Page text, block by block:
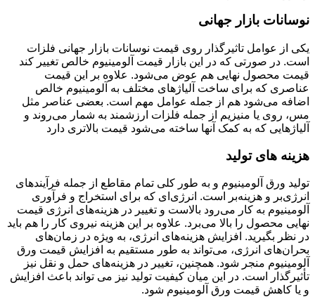
بازار جهانی
از عوامل تاثیرگذار روی قیمت نوسانات بازار جهانی فلزات
در صورتی که در این بازار قیمت آلومینیوم خالص تغییر کند
محصول نهایی هم عوض می‌شود. علاوه بر این قیمت
که برای ساخت آلیاژ‌های مختلف به آلومینیوم خالص
می‌شود هم از جمله عوامل مهم است. بعضی عناصر مثل
روی یا منیزیم از جمله فلزات ارزشمند به شمار می‌روند و
که به کمک آنها ساخته می‌شود قیمت بالاتری دارد
های تولید
ورق آلومینیوم و به طور کلی تمام مقاطع از جمله فرآیندهای
و هزینه‌بر است. انرژی‌ای که برای استخراج و فرآوری
به کار می‌رود بالاست و تغییر در هزینه‌های انرژی قیمت
محصول را بالا می‌برد. علاوه بر این هزینه نیروی کار را هم باید
نظر بگیرید. افزایش هزینه‌های انرژی، به ویژه در زمان‌های
انرژی، می‌تواند به طور مستقیم به افزایش قیمت ورق
منجر شود. همچنین، تغییر در هزینه‌های حمل و نقل نیز
است. در این میان کیفیت تولید نیز می تواند باعث افزایش
کاهش قیمت ورق آلومینیوم شود.